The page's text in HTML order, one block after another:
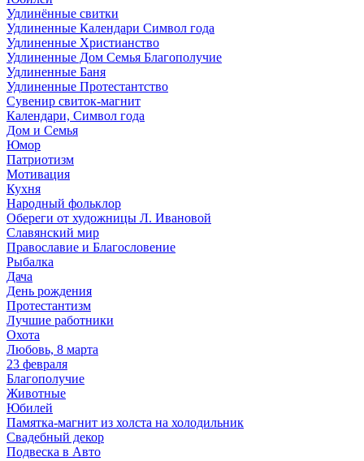
Удлинённые свитки
Удлиненные Календари Символ года
Удлиненные Христианство
Удлиненные Дом Семья Благополучие
Удлиненные Баня
Удлиненные Протестантство
Сувенир свиток-магнит
Календари, Символ года
Дом и Семья
Юмор
Патриотизм
Мотивация
Кухня
Народный фольклор
Обереги от художницы Л. Ивановой
Славянский мир
Православие и Благословение
Рыбалка
Дача
День рождения
Протестантизм
Лучшие работники
Охота
Любовь, 8 марта
23 февраля
Благополучие
Животные
Юбилей
Памятка-магнит из холста на холодильник
Свадебный декор
Подвеска в Авто